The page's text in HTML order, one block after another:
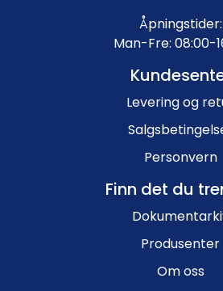
Åpningstider:
Man-Fre: 08:00-
Levering og
Personvern
Finn det du
Produsenter
Om oss